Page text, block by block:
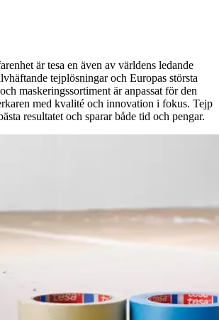
är tesa en även av världens ledande
tejplösningar och Europas största
maskeringssortiment är anpassat för den
med kvalité och innovation i fokus. Tejp
resultatet och sparar både tid och pengar.